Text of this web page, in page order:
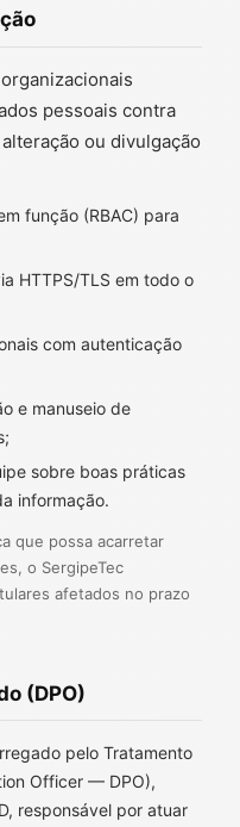
pessoais contra
ou divulgação
função (RBAC) para
HTTPS/TLS em todo o
com autenticação
e manuseio de
sobre boas práticas
informação.
que possa acarretar
o SergipeTec
afetados no prazo
(DPO)
pelo Tratamento
Officer — DPO),
responsável por atuar